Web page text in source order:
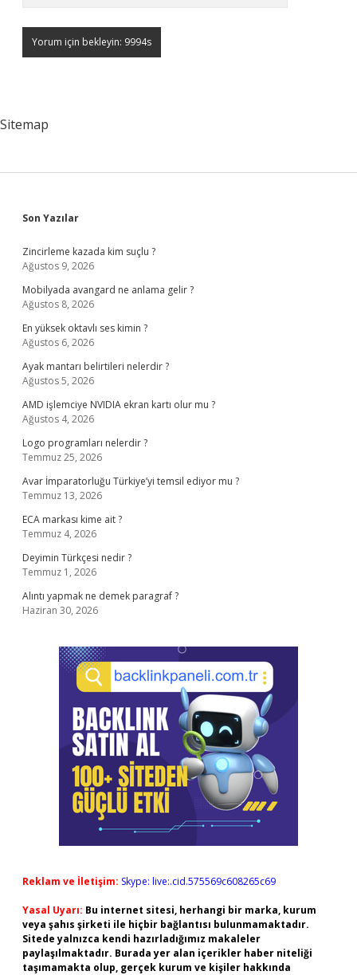
Sitemap
Sidebar
Son Yazılar
Zincirleme kazada kim suçlu ?
Ağustos 9, 2026
Mobilyada avangard ne anlama gelir ?
Ağustos 8, 2026
En yüksek oktavlı ses kimin ?
Ağustos 6, 2026
Ayak mantarı belirtileri nelerdir ?
Ağustos 5, 2026
AMD işlemciye NVIDIA ekran kartı olur mu ?
Ağustos 4, 2026
Logo programları nelerdir ?
Temmuz 25, 2026
Avar İmparatorluğu Türkiye’yi temsil ediyor mu ?
Temmuz 13, 2026
ECA markası kime ait ?
Temmuz 4, 2026
Deyimin Türkçesi nedir ?
Temmuz 1, 2026
Alıntı yapmak ne demek paragraf ?
Haziran 30, 2026
Reklam ve İletişim: Skype: live:.cid.575569c608265c69
Yasal Uyarı: Bu internet sitesi, herhangi bir marka, kurum
veya şahıs şirketi ile hiçbir bağlantısı bulunmamaktadır.
Sitede yalnızca kendi hazırladığımız makaleler
paylaşılmaktadır. Burada yer alan içerikler haber niteliği
taşımamakta olup, gerçek kurum ve kişiler hakkında